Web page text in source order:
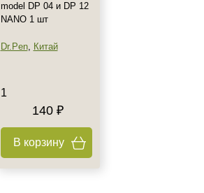
model DP 04 и DP 12
NANO 1 шт
Dr.Pen, Китай
1
140 ₽
В корзину